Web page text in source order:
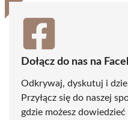
Dołącz do nas na
Odkrywaj, dyskutuj i
Przyłącz się do naszej
gdzie możesz